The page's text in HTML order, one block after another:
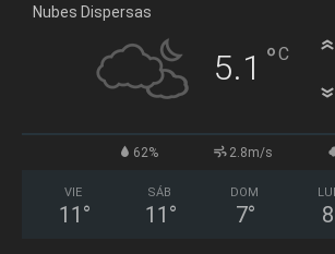
Nubes Dispersas
5.1 °C
62% 2.8m/s
VIE
11 °
SÁB
11 °
DOM
7° 8